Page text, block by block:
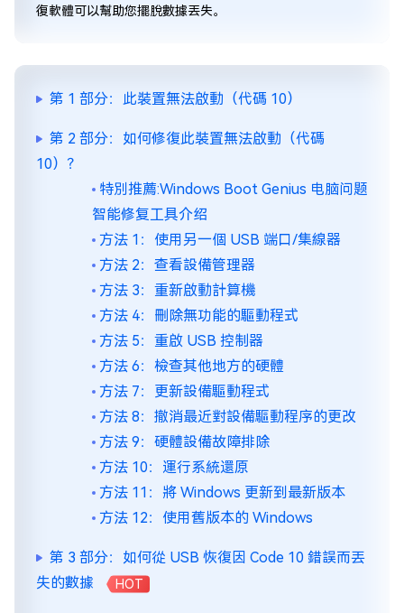
復軟體可以幫助您擺脫數據丟失。
第 1 部分：此裝置無法啟動（代碼 10）
第 2 部分：如何修復此裝置無法啟動（代碼
10）？
特別推薦:Windows Boot Genius 电脑问题
智能修复工具介绍
方法 1：使用另一個 USB 端口/集線器
方法 2：查看設備管理器
方法 3：重新啟動計算機
方法 4：刪除無功能的驅動程式
方法 5：重啟 USB 控制器
方法 6：檢查其他地方的硬體
方法 7：更新設備驅動程式
方法 8：撤消最近對設備驅動程序的更改
方法 9：硬體設備故障排除
方法 10：運行系統還原
方法 11：將 Windows 更新到最新版本
方法 12：使用舊版本的 Windows
第 3 部分：如何從 USB 恢復因 Code 10 錯誤而丟
失的數據
HOT